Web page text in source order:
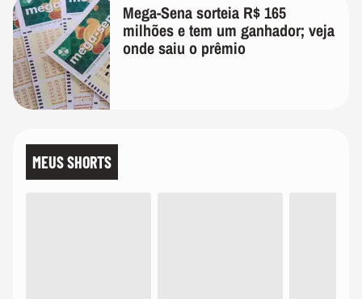
Mega-Sena sorteia R$ 165
milhões e tem um ganhador; veja
onde saiu o prêmio
MEUS SHORTS